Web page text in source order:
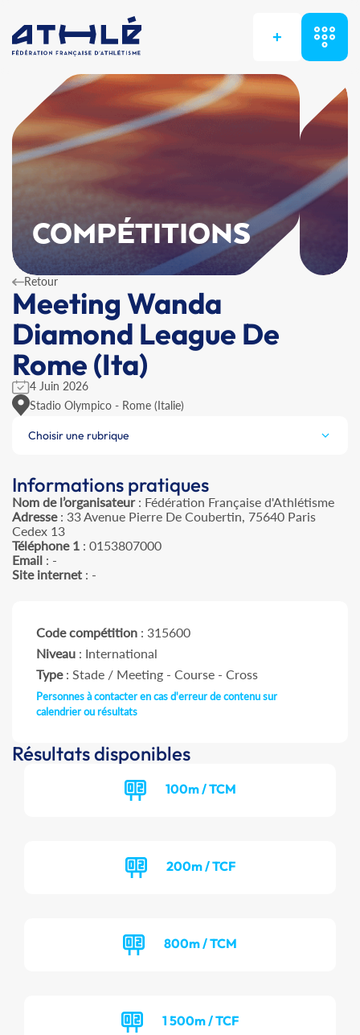
+
COMPÉTITIONS
Retour
Meeting Wanda
Diamond League De
Rome (Ita)
4 Juin 2026
Stadio Olympico - Rome (Italie)
Choisir une rubrique
Informations pratiques
Nom de l’organisateur: Fédération Française d'Athlétisme
Adresse: 33 Avenue Pierre De Coubertin, 75640 Paris
Cedex 13
Téléphone 1 : 0153807000
Email : -
Site internet : -
Code compétition : 315600
Niveau : International
Type: Stade / Meeting - Course - Cross
Personnes à contacter en cas d'erreur de contenu sur
calendrier ou résultats
Résultats disponibles
100m / TCM
200m / TCF
800m / TCM
1 500m / TCF